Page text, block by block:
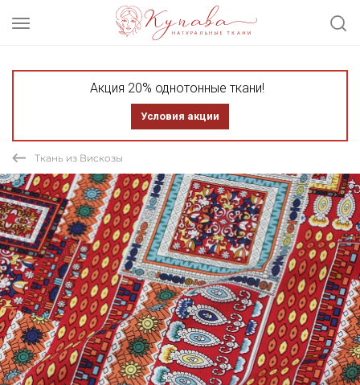
Акция 20% однотонные ткани!
Условия акции
Ткань из Вискозы